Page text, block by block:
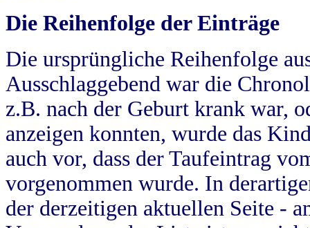
Die Reihenfolge der Einträge
Die ursprüngliche Reihenfolge
Ausschlaggebend war die
z.B. nach der Geburt krank war,
anzeigen konnten, wurde das
auch vor, dass der Taufeintrag
vorgenommen wurde. In
der derzeitigen aktuellen Seite -